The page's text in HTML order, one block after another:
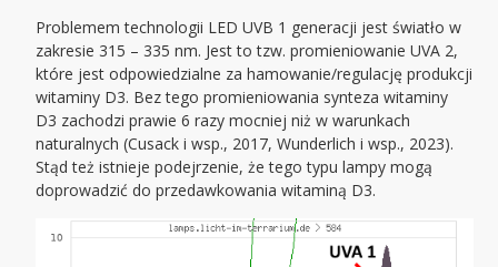
Problemem technologii LED UVB 1 generacji jest światło w
zakresie 315 – 335 nm. Jest to tzw. promieniowanie UVA 2,
które jest odpowiedzialne za hamowanie/regulację produkcji
witaminy D3. Bez tego promieniowania synteza witaminy
D3 zachodzi prawie 6 razy mocniej niż w warunkach
naturalnych (Cusack i wsp., 2017, Wunderlich i wsp., 2023).
Stąd też istnieje podejrzenie, że tego typu lampy mogą
doprowadzić do przedawkowania witaminą D3.